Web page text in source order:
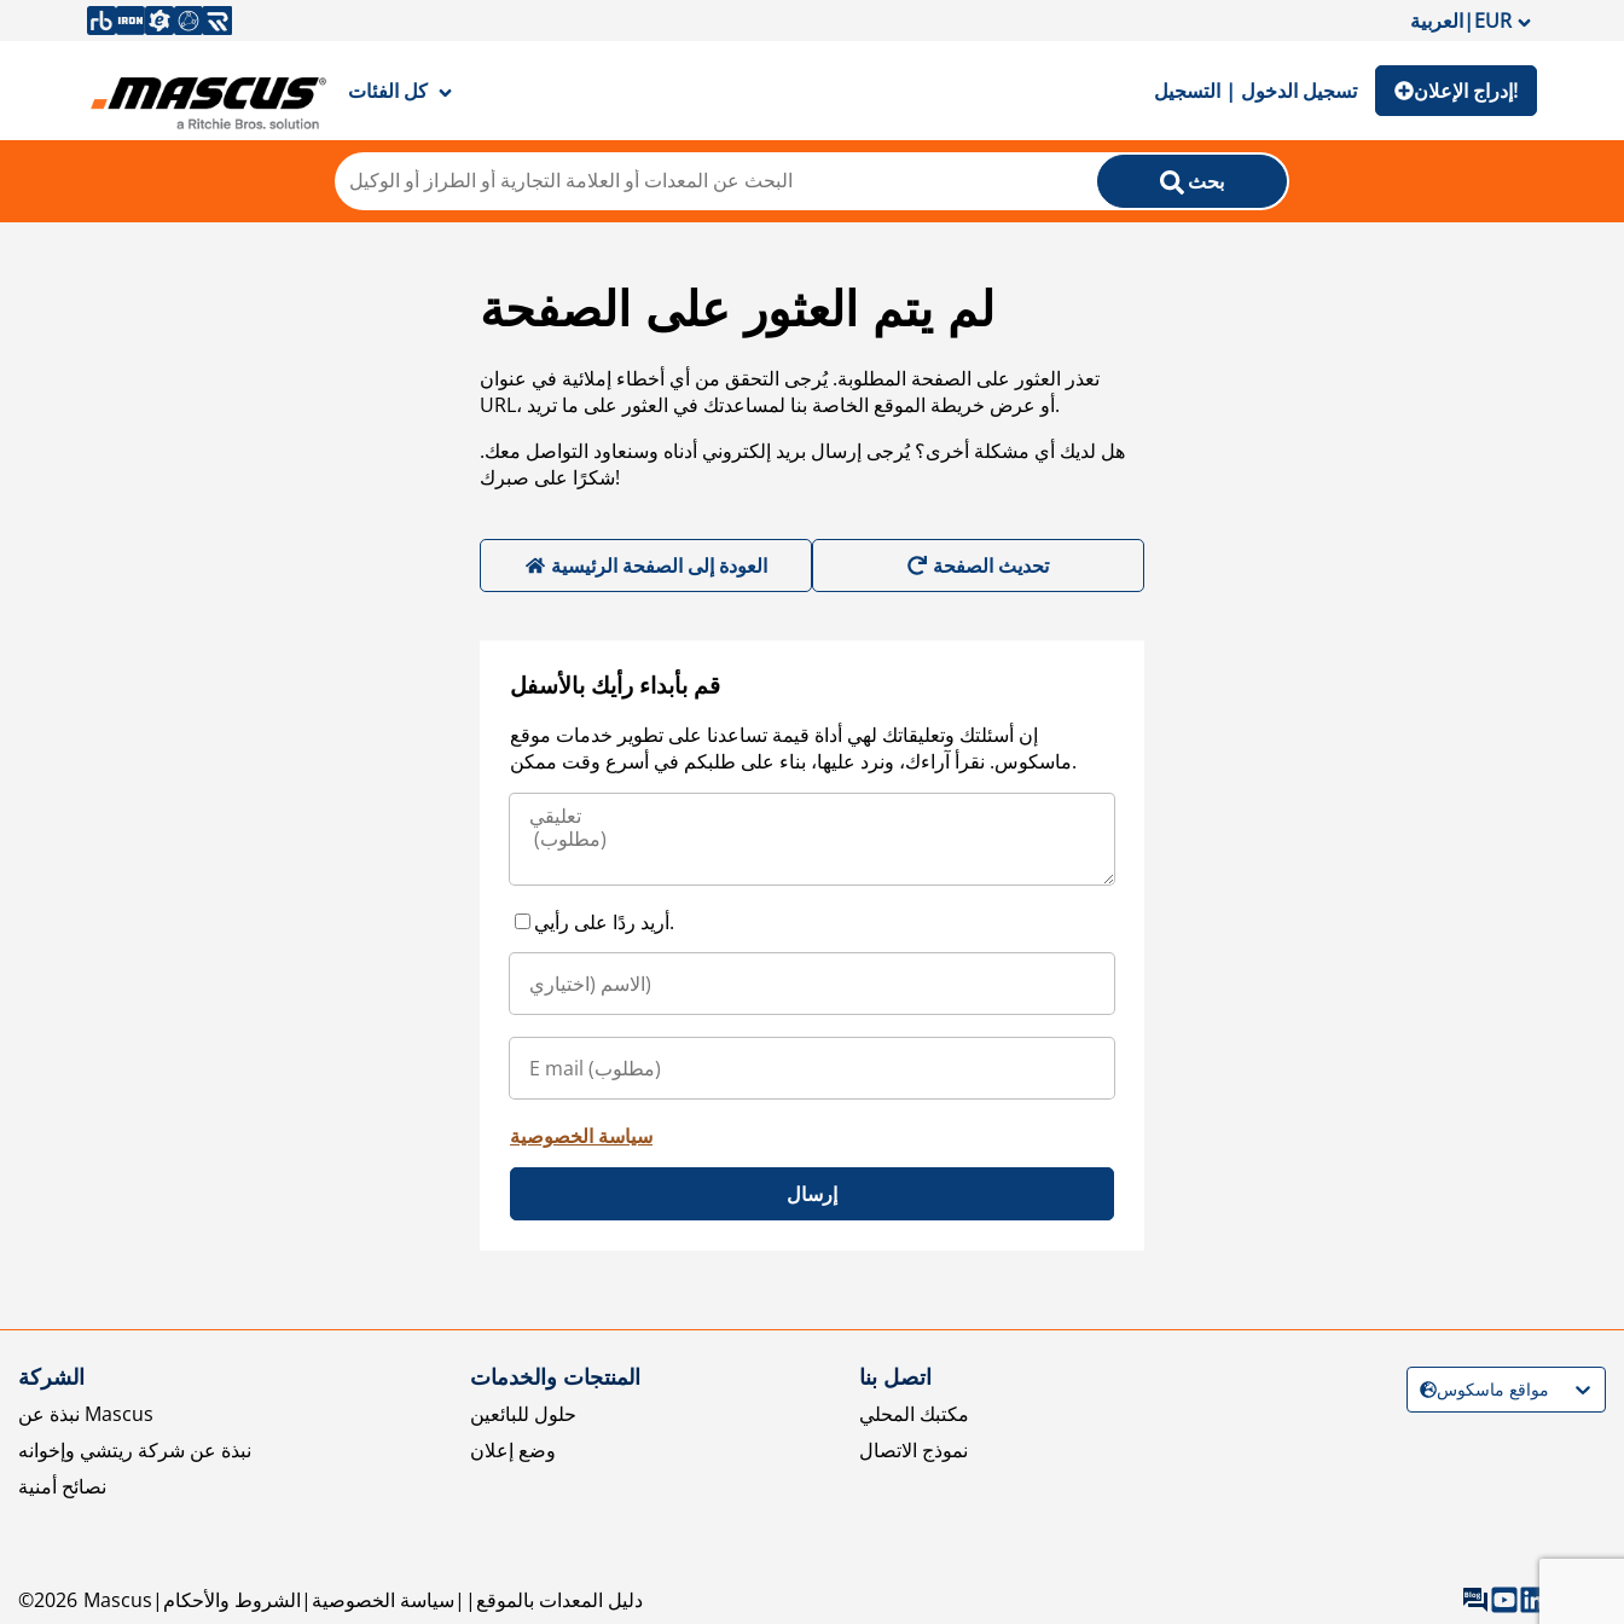
العربية|EUR
كل الفئات تسجيل الدخول | التسجيل إدراج الإعلان!
بحث
لم يتم العثور على الصفحة
تعذر العثور على الصفحة المطلوبة. يُرجى التحقق من أي أخطاء إملائية في عنوان
URL، أو عرض خريطة الموقع الخاصة بنا لمساعدتك في العثور على ما تريد.
هل لديك أي مشكلة أخرى؟ يُرجى إرسال بريد إلكتروني أدناه وسنعاود التواصل معك.
شكرًا على صبرك!
العودة إلى الصفحة الرئيسية
قم بأبداء رأيك بالأسفل
إن أسئلتك وتعليقاتك لهي أداة قيمة تساعدنا على تطوير خدمات موقع
ماسكوس. نقرأ آراءك، ونرد عليها، بناء على طلبكم في أسرع وقت ممكن.
أريد ردًا على رأيي.
سياسة الخصوصية
إرسال
الشركة
نبذة عن Mascus
نبذة عن شركة ريتشي وإخوانه
نصائح أمنية
المنتجات والخدمات
حلول للبائعين
وضع إعلان
اتصل بنا
مكتبك المحلي
نموذج الاتصال
©2026 Mascus الشروط والأحكام سياسة الخصوصية دليل المعدات بالموقع
مواقع ماسكوس